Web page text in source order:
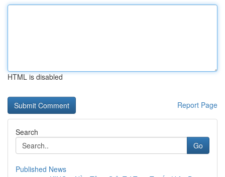
HTML is disabled
Report Page
Search
Go
Published News